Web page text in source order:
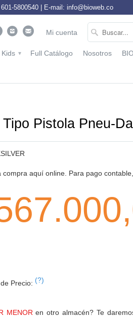
5800540 | E-mail: info@bioweb.co
Mi cuenta
Kids ▾ Full Catálogo Nosotros
Pistola Pneu-
compra aquí online. Para pago
Precio: (?)
MENORen otro almacén? Te